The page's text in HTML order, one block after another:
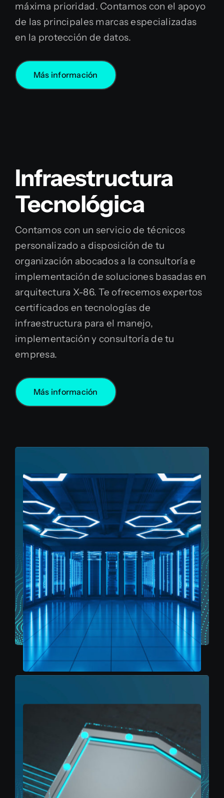
máxima prioridad. Contamos con el apoyo
de las principales marcas especializadas
en la protección de datos.
Más información
Infraestructura
Tecnológica
Contamos con un servicio de técnicos
personalizado a disposición de tu
organización abocados a la consultoría e
implementación de soluciones basadas en
arquitectura X-86. Te ofrecemos expertos
certificados en tecnologías de
infraestructura para el manejo,
implementación y consultoría de tu
empresa.
Más información